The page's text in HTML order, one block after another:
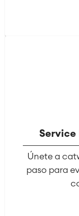
Service
Únete a
paso para